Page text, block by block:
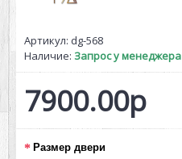
Артикул: dg-568
Наличие: Запрос у менеджера
7900.00р
Размер двери